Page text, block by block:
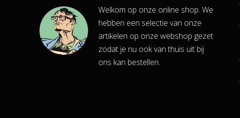
Welkom op onze online shop. We
hebben een selectie van onze
artikelen op onze webshop gezet
zodat je nu ook van thuis uit bij
ons kan bestellen.